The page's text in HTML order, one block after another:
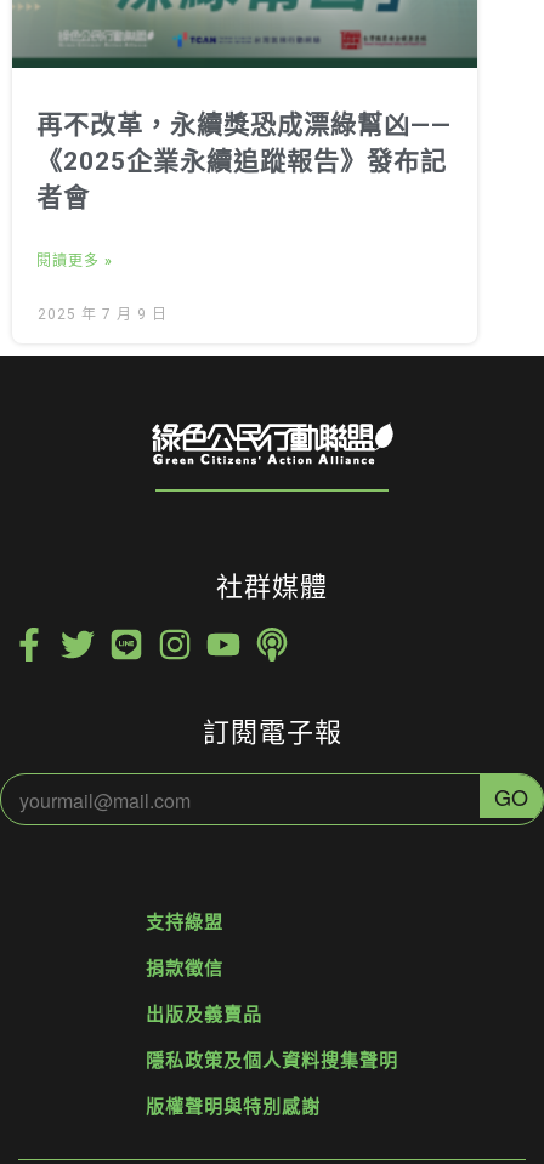
再不改革，永續獎恐成漂綠幫凶——
《2025企業永續追蹤報告》發布記
者會
閱讀更多 »
2025 年 7 月 9 日
社群媒體
訂閱電子報
支持綠盟
捐款徵信
出版及義賣品
隱私政策及個人資料搜集聲明
版權聲明與特別感謝